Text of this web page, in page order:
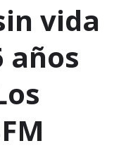
vida
años